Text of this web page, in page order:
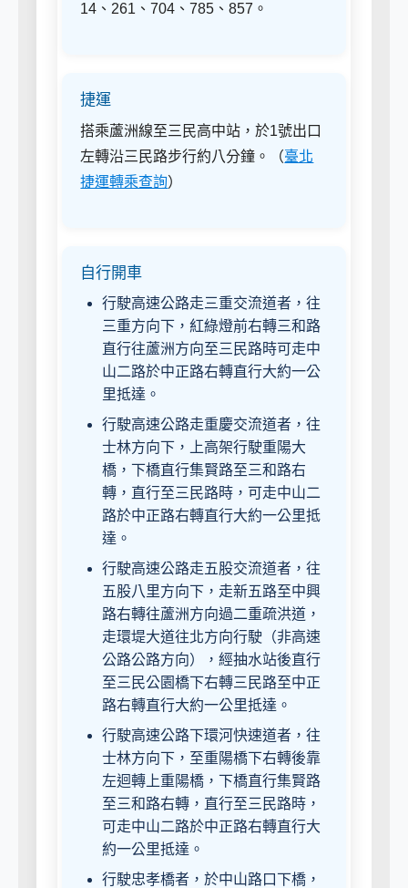
14、261、704、785、857。
捷運
搭乘蘆洲線至三民高中站，於1號出口
左轉沿三民路步行約八分鐘。（臺北
捷運轉乘查詢）
自行開車
行駛高速公路走三重交流道者，往
三重方向下，紅綠燈前右轉三和路
直行往蘆洲方向至三民路時可走中
山二路於中正路右轉直行大約一公
里抵達。
行駛高速公路走重慶交流道者，往
士林方向下，上高架行駛重陽大
橋，下橋直行集賢路至三和路右
轉，直行至三民路時，可走中山二
路於中正路右轉直行大約一公里抵
達。
行駛高速公路走五股交流道者，往
五股八里方向下，走新五路至中興
路右轉往蘆洲方向過二重疏洪道，
走環堤大道往北方向行駛（非高速
公路公路方向），經抽水站後直行
至三民公園橋下右轉三民路至中正
路右轉直行大約一公里抵達。
行駛高速公路下環河快速道者，往
士林方向下，至重陽橋下右轉後靠
左迴轉上重陽橋，下橋直行集賢路
至三和路右轉，直行至三民路時，
可走中山二路於中正路右轉直行大
約一公里抵達。
行駛忠孝橋者，於中山路口下橋，